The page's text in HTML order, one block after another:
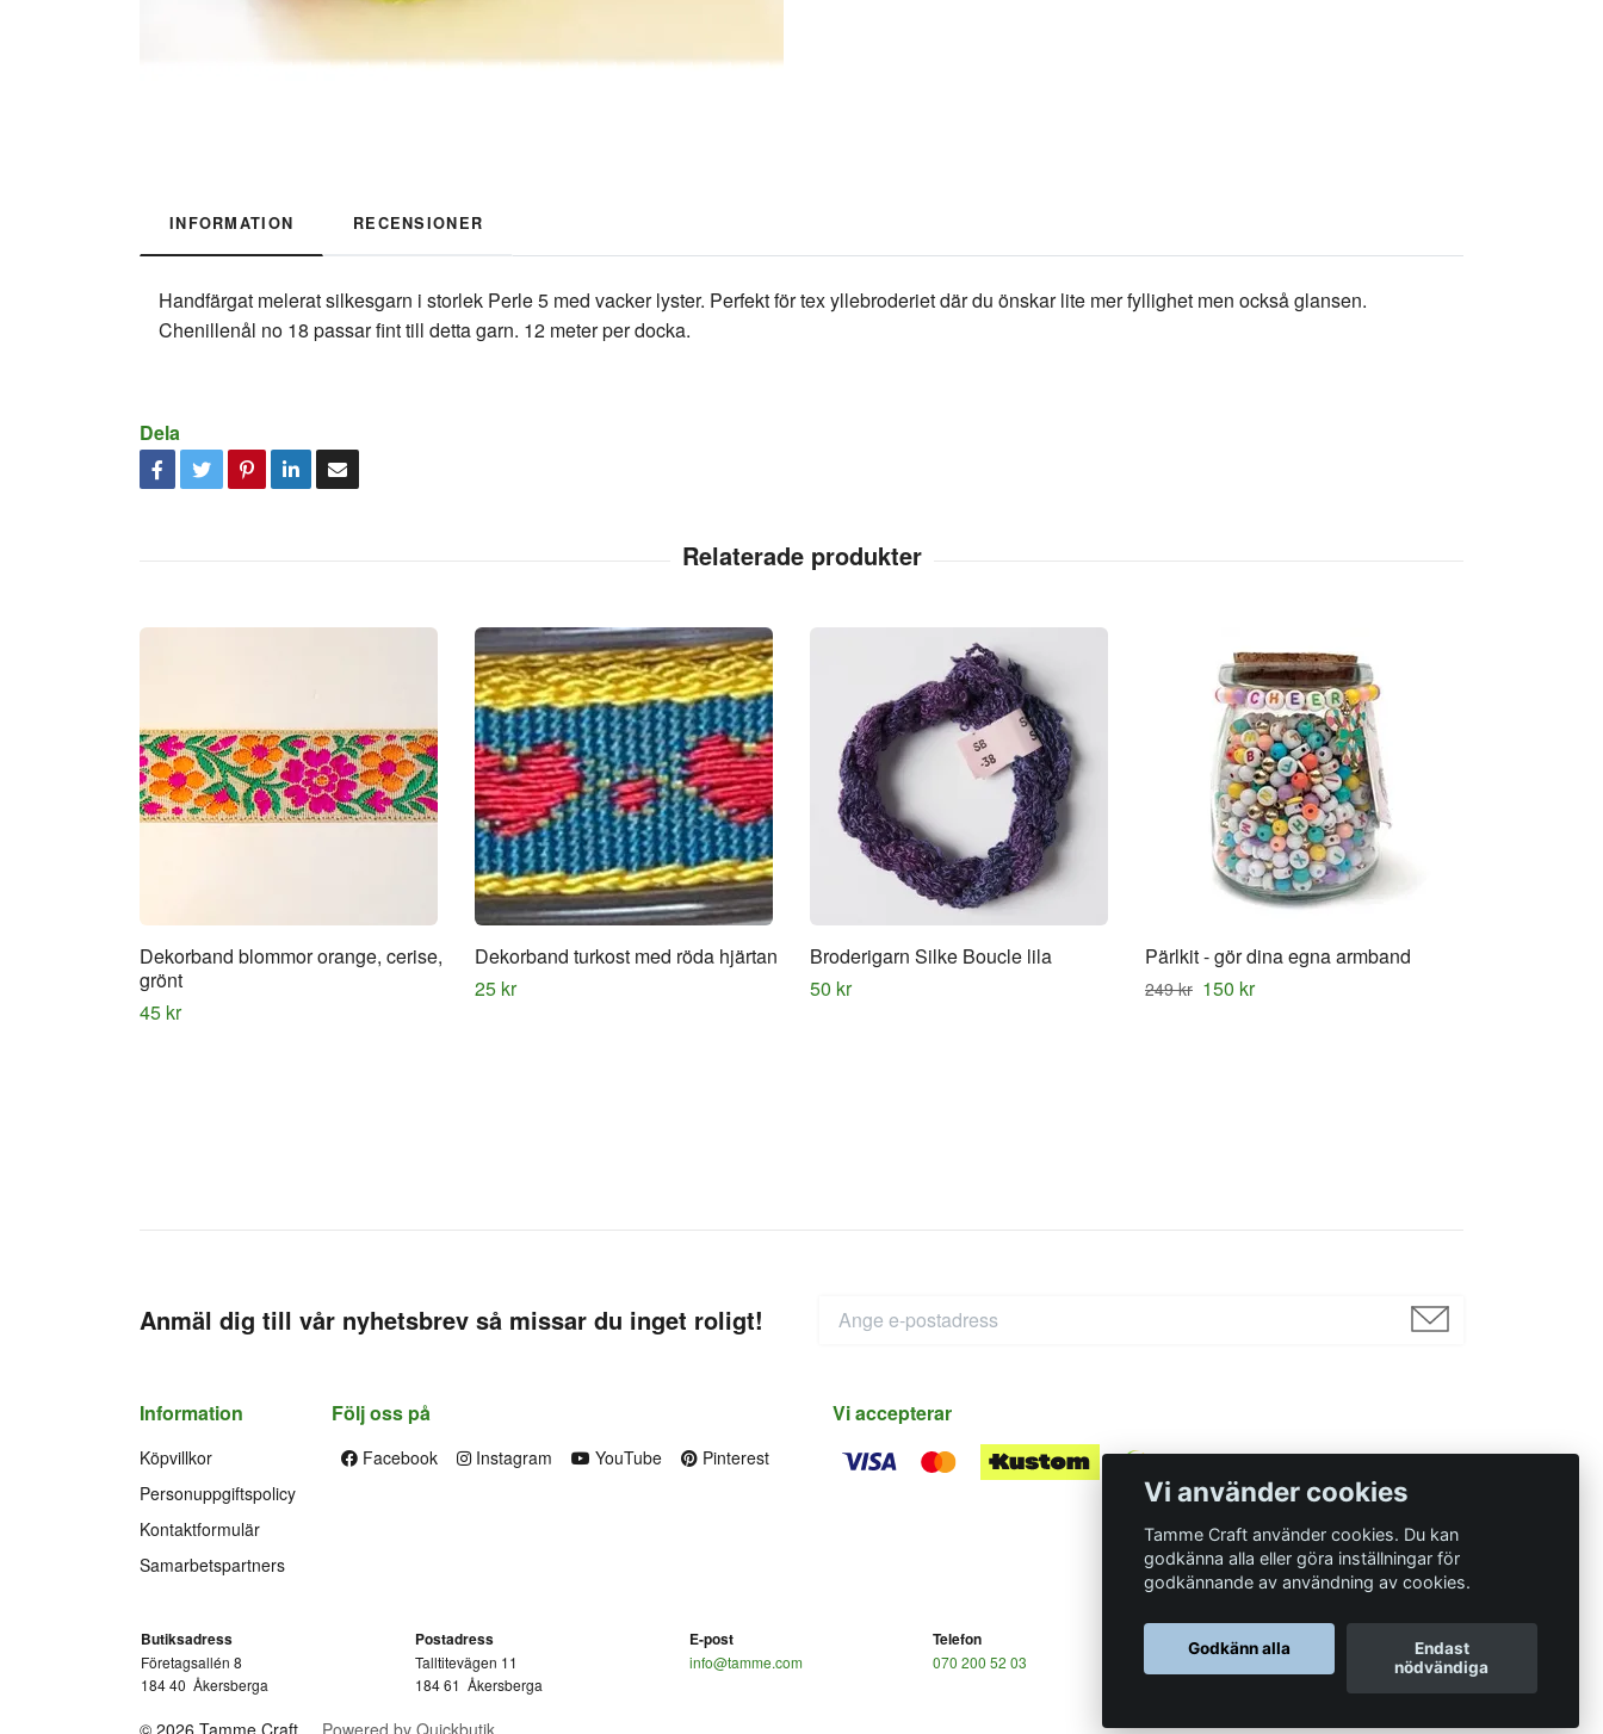
INFORMATION RECENSIONER
Handfärgat melerat silkesgarn i storlek Perle 5 med vacker lyster. Perfekt för tex yllebroderiet där du önskar lite mer fyllighet men också glansen.
Chenillenål no 18 passar fint till detta garn. 12 meter per docka.
Dela
Dekorband blommor orange, cerise,
grönt
45 kr
Dekorband turkost med röda hjärtan
25 kr
Broderigarn Silke Boucle lila
50 kr
Pärlkit - gör dina egna armband
249 kr 150 kr
Anmäl dig till vår nyhetsbrev så missar du inget roligt!
Information
Köpvillkor
Personuppgiftspolicy
Kontaktformulär
Samarbetspartners
Följ oss på
Facebook Instagram YouTube Pinterest
Vi accepterar
Butiksadress
Företagsallén 8
184 40 Åkersberga
Postadress
Talltitevägen 11
184 61 Åkersberga
E-post
info@tamme.com
Telefon
070 200 52 03
Organisationsnummer
© 2026 Tamme Craft Powered by Quickbutik
Vi använder cookies
Tamme Craft använder cookies. Du kan
godkänna alla eller göra inställningar för
godkännande av användning av cookies.
Godkänn alla
Endast
nödvändiga